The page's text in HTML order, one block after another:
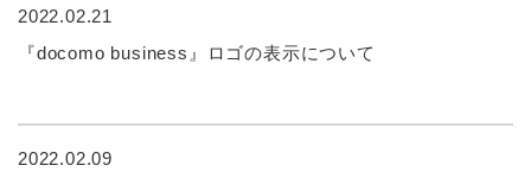
2022.02.21
『docomo business』ロゴの表示について
2022.02.09